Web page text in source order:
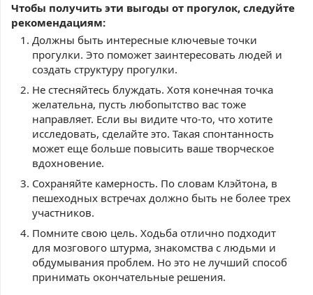
Чтобы получить эти выгоды от прогулок, следуйте
рекомендациям:
Должны быть интересные ключевые точки
прогулки. Это поможет заинтересовать людей и
создать структуру прогулки.
Не стесняйтесь блуждать. Хотя конечная точка
желательна, пусть любопытство вас тоже
направляет. Если вы видите что-то, что хотите
исследовать, сделайте это. Такая спонтанность
может еще больше повысить ваше творческое
вдохновение.
Сохраняйте камерность. По словам Клэйтона, в
пешеходных встречах должно быть не более трех
участников.
Помните свою цель. Ходьба отлично подходит
для мозгового штурма, знакомства с людьми и
обдумывания проблем. Но это не лучший способ
принимать окончательные решения.